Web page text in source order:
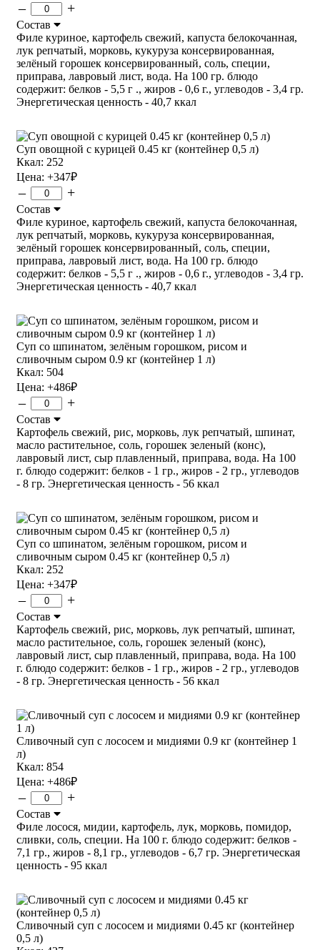
– +
Состав
Филе куриное, картофель свежий, капуста белокочанная,
лук репчатый, морковь, кукуруза консервированная,
зелёный горошек консервированный, соль, специи,
приправа, лавровый лист, вода. На 100 гр. блюдо
содержит: белков - 5,5 г ., жиров - 0,6 г., углеводов - 3,4 гр.
Энергетическая ценность - 40,7 ккал
Суп овощной с курицей 0.45 кг (контейнер 0,5 л)
Ккал: 252
Цена: +347₽
– +
Состав
Филе куриное, картофель свежий, капуста белокочанная,
лук репчатый, морковь, кукуруза консервированная,
зелёный горошек консервированный, соль, специи,
приправа, лавровый лист, вода. На 100 гр. блюдо
содержит: белков - 5,5 г ., жиров - 0,6 г., углеводов - 3,4 гр.
Энергетическая ценность - 40,7 ккал
Суп со шпинатом, зелёным горошком, рисом и
сливочным сыром 0.9 кг (контейнер 1 л)
Ккал: 504
Цена: +486₽
– +
Состав
Картофель свежий, рис, морковь, лук репчатый, шпинат,
масло растительное, соль, горошек зеленый (конс),
лавровый лист, сыр плавленный, приправа, вода. На 100
г. блюдо содержит: белков - 1 гр., жиров - 2 гр., углеводов
- 8 гр. Энергетическая ценность - 56 ккал
Суп со шпинатом, зелёным горошком, рисом и
сливочным сыром 0.45 кг (контейнер 0,5 л)
Ккал: 252
Цена: +347₽
– +
Состав
Картофель свежий, рис, морковь, лук репчатый, шпинат,
масло растительное, соль, горошек зеленый (конс),
лавровый лист, сыр плавленный, приправа, вода. На 100
г. блюдо содержит: белков - 1 гр., жиров - 2 гр., углеводов
- 8 гр. Энергетическая ценность - 56 ккал
Сливочный суп с лососем и мидиями 0.9 кг (контейнер 1
л)
Ккал: 854
Цена: +486₽
– +
Состав
Филе лосося, мидии, картофель, лук, морковь, помидор,
сливки, соль, специи. На 100 г. блюдо содержит: белков -
7,1 гр., жиров - 8,1 гр., углеводов - 6,7 гр. Энергетическая
ценность - 95 ккал
Сливочный суп с лососем и мидиями 0.45 кг (контейнер
0,5 л)